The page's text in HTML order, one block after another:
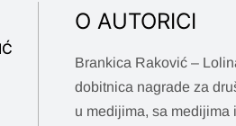
O AUTORICI
Brankica Raković –
dobitnica nagrade za
u medijima, sa medijima